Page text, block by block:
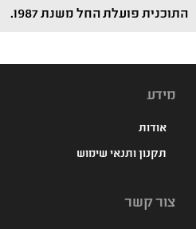
התוכנית פועלת החל משנת 1987.
מידע
אודות
תקנון ותנאי שימוש
צור קשר